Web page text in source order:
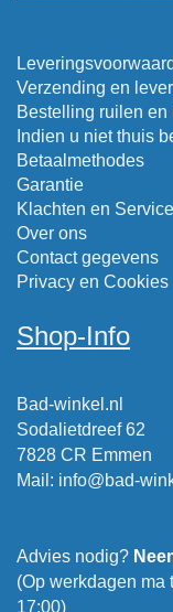
Verzending en
Bestelling ruilen en
Indien u niet thuis
Betaalmethodes
Garantie
Klachten en Service
Over ons
Contact gegevens
Privacy en Cookies
Shop-Info
Bad-winkel.nl
Sodalietdreef 62
7828 CR Emmen
Mail : info@bad-
Advies nodig?
(Op werkdagen ma
17:00)